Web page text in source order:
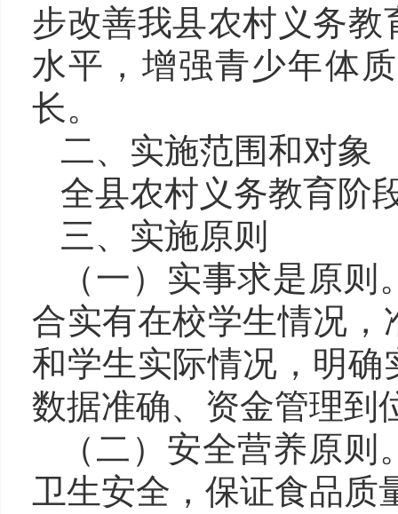
步改善我县农村义务
水平，增强青少年体
长。
二、实施范围和对象
全县农村义务教育阶
三、实施原则
（一 ） 实事求是原则
合实有在校学生情况
和学生实际情况，明
数据准确、资金管理到
（二 ） 安全营养原则
卫生安全，保证食品质